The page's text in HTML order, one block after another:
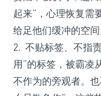
起来”，心理恢复需
给足他们缓冲的空间
2. 不贴标签、不指
用”的标签，被霸凌
不作为的旁观者。